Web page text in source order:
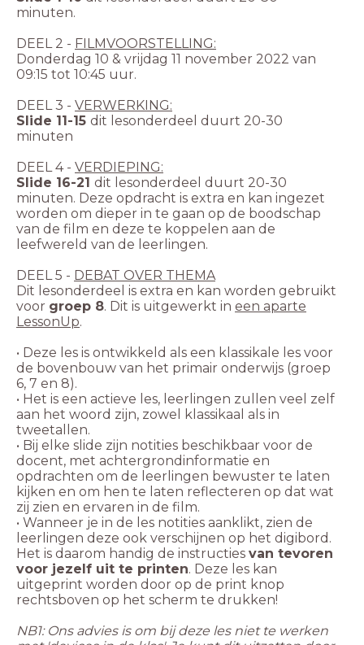
minuten.
DEEL 2 - FILMVOORSTELLING:
Donderdag 10 & vrijdag 11 november 2022 van
09:15 tot 10:45 uur.
DEEL 3 - VERWERKING:
Slide 11-15 dit lesonderdeel duurt 20-30
minuten
DEEL 4 - VERDIEPING:
Slide 16-21 dit lesonderdeel duurt 20-30
minuten. Deze opdracht is extra en kan ingezet
worden om dieper in te gaan op de boodschap
van de film en deze te koppelen aan de
leefwereld van de leerlingen.
DEEL 5 - DEBAT OVER THEMA
Dit lesonderdeel is extra en kan worden gebruikt
voor groep 8. Dit is uitgewerkt in een aparte
LessonUp.
• Deze les is ontwikkeld als een klassikale les voor
de bovenbouw van het primair onderwijs (groep
6, 7 en 8).
• Het is een actieve les, leerlingen zullen veel zelf
aan het woord zijn, zowel klassikaal als in
• Bij elke slide zijn notities beschikbaar voor de
docent, met achtergrondinformatie en
opdrachten om de leerlingen bewuster te laten
kijken en om hen te laten reflecteren op dat wat
zij zien en ervaren in de film.
• Wanneer je in de les notities aanklikt, zien de
leerlingen deze ook verschijnen op het digibord.
Het is daarom handig de instructies van tevoren
voor jezelf uit te printen. Deze les kan
uitgeprint worden door op de print knop
NB1: Ons advies is om bij deze les niet te werken